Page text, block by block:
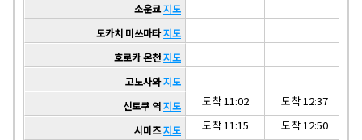
소운쿄지도
도카치 미쓰마타지도
호로카 온천지도
고노사와지도
신토쿠 역지도 도착 11:02 도착 12:37
시미즈지도 도착 11:15 도착 12:50